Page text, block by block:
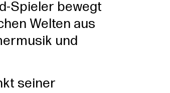
Spieler bewegt
Welten aus
und
seiner